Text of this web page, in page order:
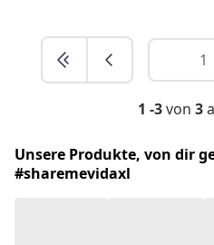
1 -3von 3
Unsere Produkte, von dir
#sharemevidaxl